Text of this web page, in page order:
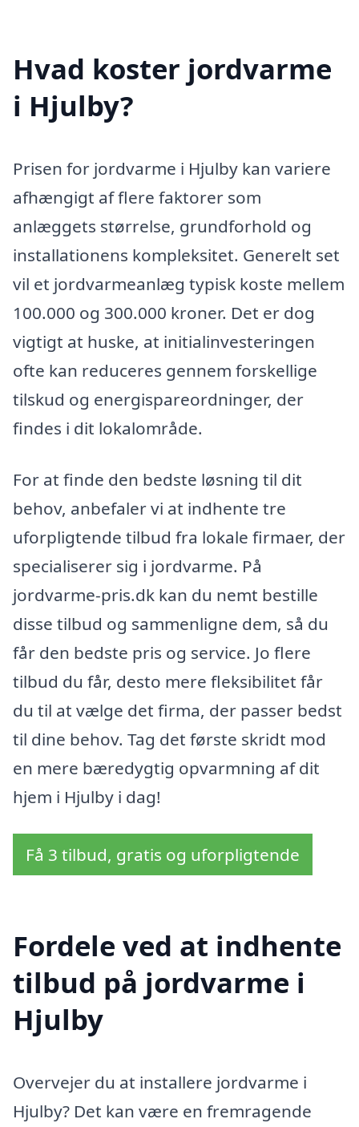
Hvad koster jordvarme
i Hjulby?
Prisen for jordvarme i Hjulby kan variere
afhængigt af flere faktorer som
anlæggets størrelse, grundforhold og
installationens kompleksitet. Generelt set
vil et jordvarmeanlæg typisk koste mellem
100.000 og 300.000 kroner. Det er dog
vigtigt at huske, at initialinvesteringen
ofte kan reduceres gennem forskellige
tilskud og energispareordninger, der
findes i dit lokalområde.
For at finde den bedste løsning til dit
behov, anbefaler vi at indhente tre
uforpligtende tilbud fra lokale firmaer, der
specialiserer sig i jordvarme. På
jordvarme-pris.dk kan du nemt bestille
disse tilbud og sammenligne dem, så du
får den bedste pris og service. Jo flere
tilbud du får, desto mere fleksibilitet får
du til at vælge det firma, der passer bedst
til dine behov. Tag det første skridt mod
en mere bæredygtig opvarmning af dit
hjem i Hjulby i dag!
Få 3 tilbud, gratis og uforpligtende
Fordele ved at indhente
tilbud på jordvarme i
Hjulby
Overvejer du at installere jordvarme i
Hjulby? Det kan være en fremragende